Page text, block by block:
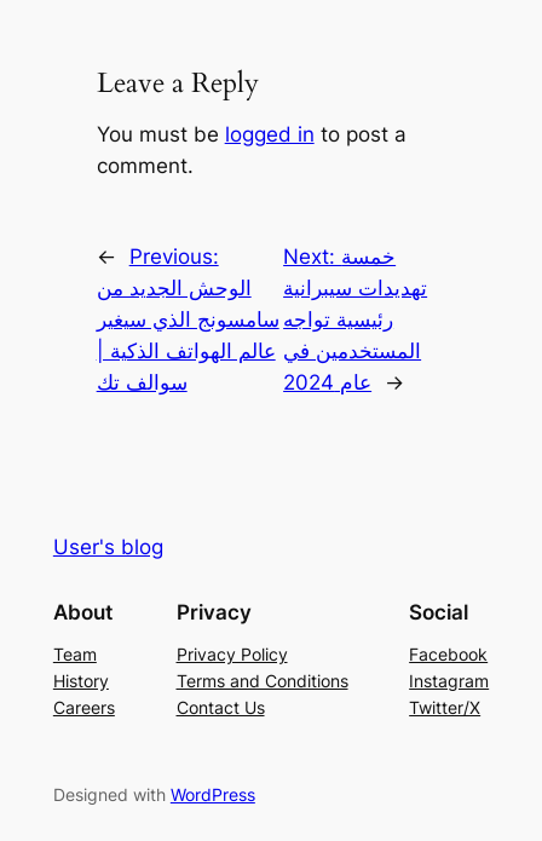
Leave a Reply
You must be logged in to post a
comment.
←
Previous:
الوحش الجديد من
سامسونج الذي سيغير
عالم الهواتف الذكية |
سوالف تك
Next: خمسة
تهديدات سيبرانية
رئيسية تواجه
المستخدمين في
عام 2024
→
User's blog
About
Team
History
Careers
Privacy
Privacy Policy
Terms and Conditions
Contact Us
Social
Facebook
Instagram
Twitter/X
Designed with WordPress